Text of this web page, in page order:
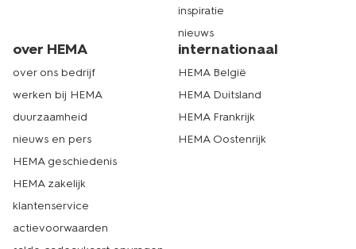
inspiratie
nieuws
over HEMA
over ons bedrijf
werken bij HEMA
duurzaamheid
nieuws en pers
HEMA geschiedenis
HEMA zakelijk
klantenservice
actievoorwaarden
internationaal
HEMA België
HEMA Duitsland
HEMA Frankrijk
HEMA Oostenrijk